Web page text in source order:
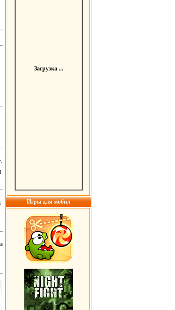
Загрузка ...
Игры для мобил